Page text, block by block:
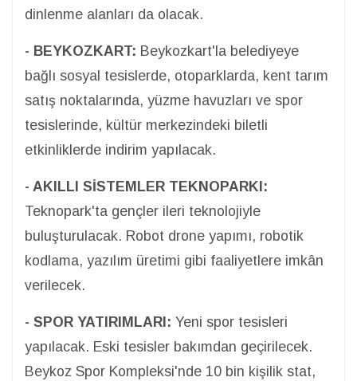
dinlenme alanları da olacak.
- BEYKOZKART: Beykozkart'la belediyeye
bağlı sosyal tesislerde, otoparklarda, kent tarım
satış noktalarında, yüzme havuzları ve spor
tesislerinde, kültür merkezindeki biletli
etkinliklerde indirim yapılacak.
- AKILLI SİSTEMLER TEKNOPARKI:
Teknopark'ta gençler ileri teknolojiyle
buluşturulacak. Robot drone yapımı, robotik
kodlama, yazılım üretimi gibi faaliyetlere imkân
verilecek.
- SPOR YATIRIMLARI: Yeni spor tesisleri
yapılacak. Eski tesisler bakımdan geçirilecek.
Beykoz Spor Kompleksi'nde 10 bin kişilik stat,